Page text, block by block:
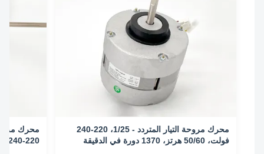
محرك مروحة التيار المتردد - 1/25، 220-240
فولت، 50/60 هرتز، 1370 دورة في الدقيقة